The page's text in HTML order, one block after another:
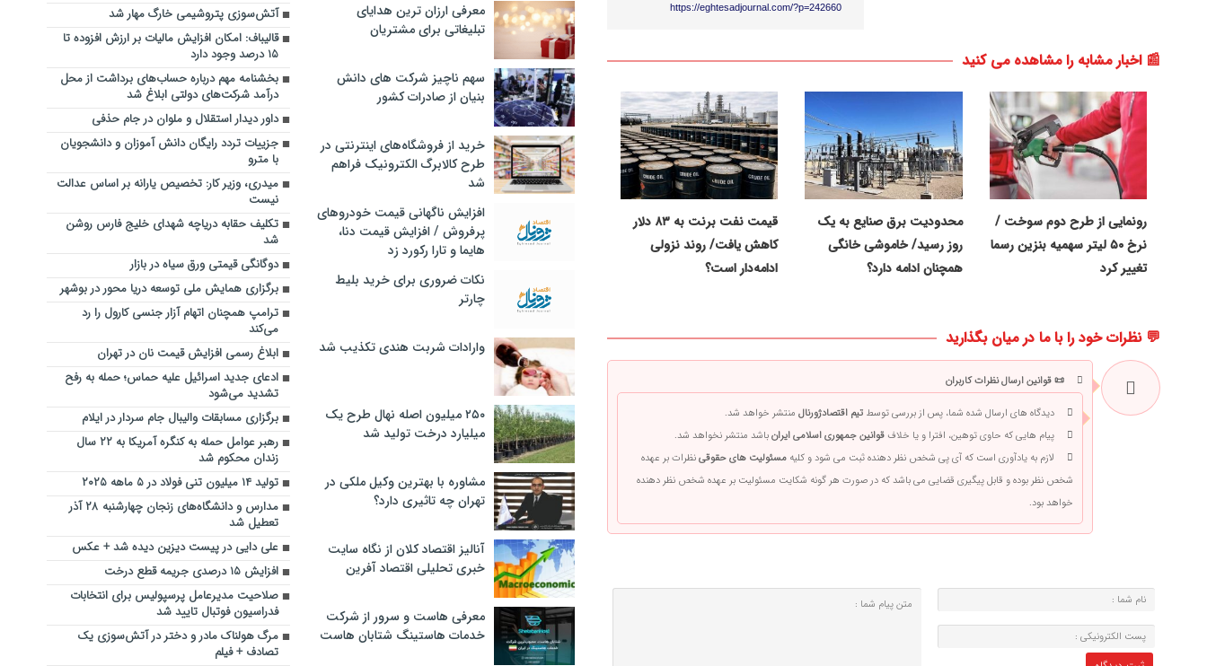
https://eghtesadjournal.com/?p=242660
📰 اخبار مشابه را مشاهده می کنید
رونمایی از طرح دوم سوخت /
نرخ ۵۰ لیتر سهمیه بنزین رسما
تغییر کرد
محدودیت برق صنایع به یک
روز رسید/ خاموشی خانگی
همچنان ادامه دارد؟
قیمت نفت برنت به ۸۳ دلار
کاهش یافت/ روند نزولی
ادامه‌دار است؟
💬 نظرات خود را با ما در میان بگذارید
📜 قوانین ارسال نظرات کاربران
دیدگاه های ارسال شده شما، پس از بررسی توسط تیم اقتصادژورنال منتشر خواهد شد.
پیام هایی که حاوی توهین، افترا و یا خلاف قوانین جمهوری اسلامی ایرانباشد منتشر نخواهد شد.
لازم به یادآوری است که آی پی شخص نظر دهنده ثبت می شود و کلیه مسئولیت های حقوقینظرات بر عهده
شخص نظر بوده و قابل پیگیری قضایی می باشد که در صورت هر گونه شکایت مسئولیت بر عهده شخص نظر دهنده
خواهد بود.
معرفی ارزان ترین هدایای
تبلیغاتی برای مشتریان
سهم ناچیز شرکت های دانش
بنیان از صادرات کشور
خرید از فروشگاه‌های اینترنتی در
طرح کالابرگ الکترونیک فراهم
شد
افزایش ناگهانی قیمت خودروهای
پرفروش / افزایش قیمت دنا،
هایما و تارا رکورد زد
نکات ضروری برای خرید بلیط
چارتر
وارادات شربت هندی تکذیب شد
۲۵۰ میلیون اصله نهال طرح یک
میلیارد درخت تولید شد
مشاوره با بهترین وکیل ملکی در
تهران چه تاثیری دارد؟
آنالیز اقتصاد کلان از نگاه سایت
خبری تحلیلی اقتصاد آفرین
معرفی هاست و سرور از شرکت
خدمات هاستینگ شتابان هاست
آتش‌سوزی پتروشیمی خارگ مهار شد
قالیباف: امکان افزایش مالیات بر ارزش افزوده تا
۱۵ درصد وجود دارد
بخشنامه مهم درباره حساب‌های برداشت از محل
درآمد شرکت‌های دولتی ابلاغ شد
داور دیدار استقلال و ملوان در جام حذفی
جزییات تردد رایگان دانش آموزان و دانشجویان
با مترو
میدری، وزیر کار: تخصیص یارانه بر اساس عدالت
نیست
تکلیف حقابه‌ دریاچه شهدای خلیج فارس روشن
شد
دوگانگی قیمتی ورق سیاه در بازار
برگزاری همایش ملی توسعه دریا محور در بوشهر
ترامپ همچنان اتهام آزار جنسی کارول را رد
می‌کند
ابلاغ رسمی افزایش قیمت نان در تهران
ادعای جدید اسرائیل علیه حماس؛ حمله به رفح
تشدید می‌شود
برگزاری مسابقات والیبال جام سردار در ایلام
رهبر عوامل حمله به کنگره آمریکا به ۲۲ سال
زندان محکوم شد
تولید ۱۴ میلیون تنی فولاد در ۵ ماهه ۲۰۲۵
مدارس و دانشگاه‌های زنجان چهارشنبه ۲۸ آذر
تعطیل شد
علی دایی در پیست دیزین دیده شد + عکس
افزایش ۱۵ درصدی جریمه قطع درخت
صلاحیت مدیرعامل پرسپولیس برای انتخابات
فدراسیون فوتبال تایید شد
مرگ هولناک مادر و دختر در آتش‌سوزی یک
تصادف + فیلم